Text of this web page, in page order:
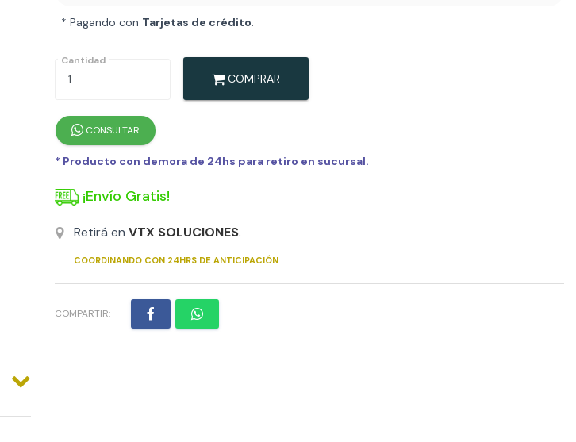
* Pagando con Tarjetas de crédito
Cantidad
COMPRAR
CONSULTAR
* Producto con demora de 24hs para retiro en sucursal.
¡Envío Gratis!
Retirá en VTX SOLUCIONES.
COORDINANDO CON 24HRS DE ANTICIPACIÓN
COMPARTIR: